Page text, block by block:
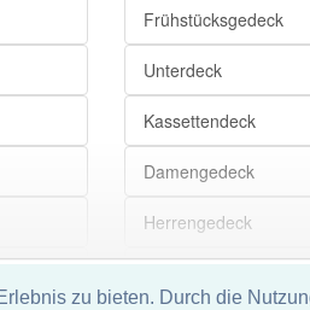
zu bieten. Durch die
Frühstücksgedeck
Unterdeck
Kassettendeck
Damengedeck
Herrengedeck